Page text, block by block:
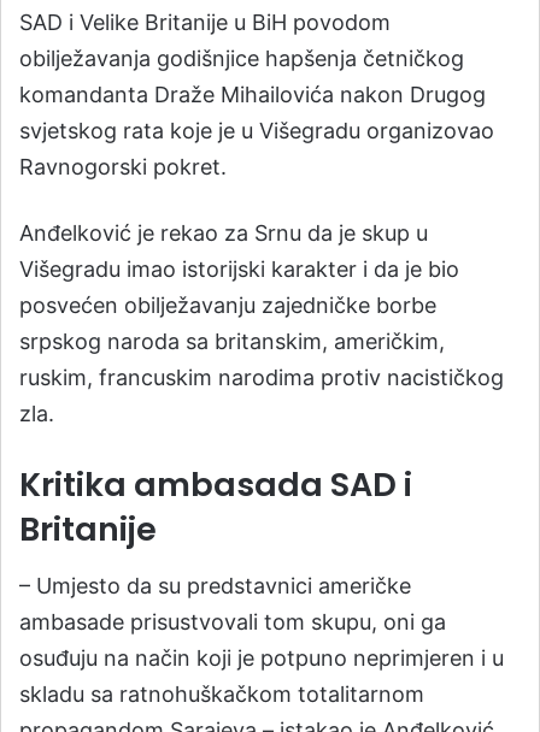
SAD i Velike Britanije u BiH povodom
obilježavanja godišnjice hapšenja četničkog
komandanta Draže Mihailovića nakon Drugog
svjetskog rata koje je u Višegradu organizovao
Ravnogorski pokret.
Anđelković je rekao za Srnu da je skup u
Višegradu imao istorijski karakter i da je bio
posvećen obilježavanju zajedničke borbe
srpskog naroda sa britanskim, američkim,
ruskim, francuskim narodima protiv nacističkog
zla.
Kritika ambasada SAD i
Britanije
– Umjesto da su predstavnici američke
ambasade prisustvovali tom skupu, oni ga
osuđuju na način koji je potpuno neprimjeren i u
skladu sa ratnohuškačkom totalitarnom